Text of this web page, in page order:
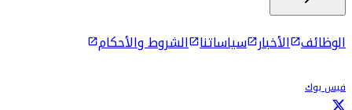
الوظائف الأخبار سياساتنا الشروط والأحكام
فيس بوك